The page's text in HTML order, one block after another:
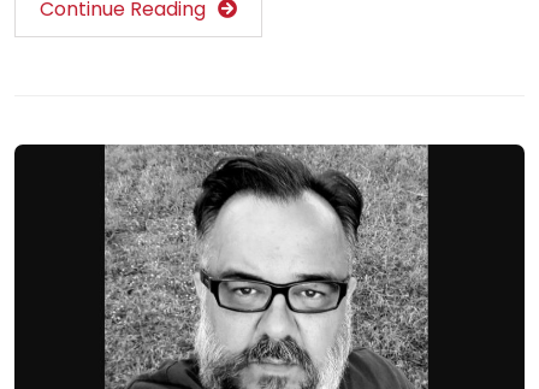
Continue Reading